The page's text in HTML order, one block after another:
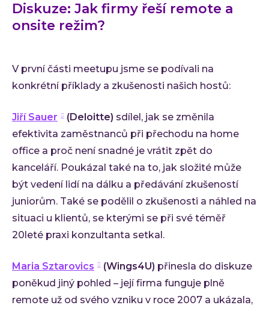
Diskuze: Jak firmy řeší remote a
onsite režim?
V první části meetupu jsme se podívali na
konkrétní příklady a zkušenosti našich hostů:
Jiří Sauer (Deloitte) sdílel, jak se změnila
efektivita zaměstnanců při přechodu na home
office a proč není snadné je vrátit zpět do
kanceláří. Poukázal také na to, jak složité může
být vedení lidí na dálku a předávání zkušeností
juniorům. Také se podělil o zkušenosti a náhled na
situaci u klientů, se kterými se při své téměř
20leté praxi konzultanta setkal.
Maria Sztarovics (Wings4U) přinesla do diskuze
poněkud jiný pohled – její firma funguje plně
remote už od svého vzniku v roce 2007 a ukázala,